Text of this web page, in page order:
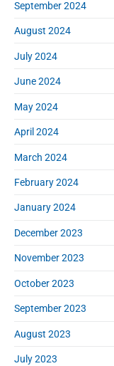
September 2024
August 2024
July 2024
June 2024
May 2024
April 2024
March 2024
February 2024
January 2024
December 2023
November 2023
October 2023
September 2023
August 2023
July 2023